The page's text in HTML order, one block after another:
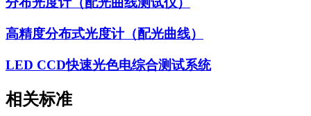
高精度分布式光度计（配光曲线）
LED CCD快速光色电综合测试系统
相关标准